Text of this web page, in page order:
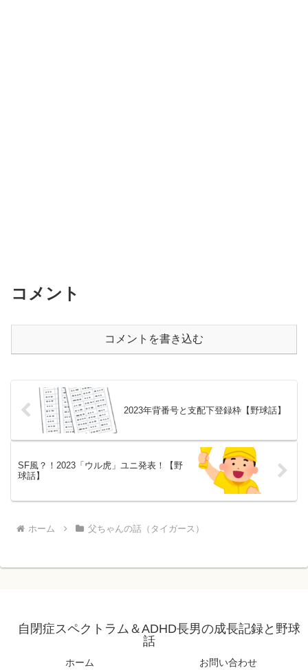
コメント
コメントを書き込む
2023年背番号と支配下登録枠【野球話】
SF風？！2023「ウル虎」ユニ発表！【野
球話】
ホーム 父ちゃんの話（タイガース）
自閉症スペクトラム＆ADHD長男の成長記録と野球
話
ホーム お問い合わせ